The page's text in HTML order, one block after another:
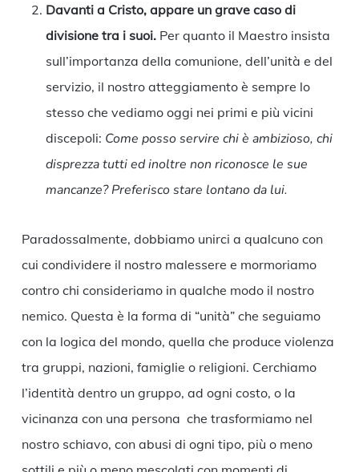
Davanti a Cristo, appare un grave caso di
divisione tra i suoi.Per quanto il Maestro insista
sull’importanza della comunione, dell’unità e del
servizio, il nostro atteggiamento è sempre lo
stesso che vediamo oggi nei primi e più vicini
discepoli: Come posso servire chi è ambizioso, chi
disprezza tutti ed inoltre non riconosce le sue
mancanze? Preferisco stare lontano da lui.
Paradossalmente, dobbiamo unirci a qualcuno con
cui condividere il nostro malessere e mormoriamo
contro chi consideriamo in qualche modo il nostro
nemico. Questa è la forma di “unità” che seguiamo
con la logica del mondo, quella che produce violenza
tra gruppi, nazioni, famiglie o religioni. Cerchiamo
l’identità dentro un gruppo, ad ogni costo, o la
vicinanza con una persona che trasformiamo nel
nostro schiavo, con abusi di ogni tipo, più o meno